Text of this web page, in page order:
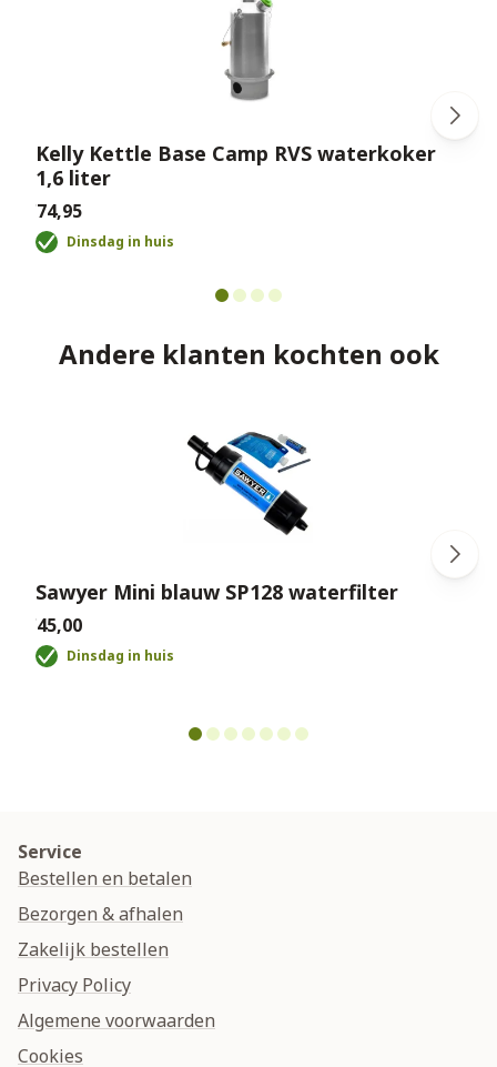
Kelly Kettle Base Camp RVS waterkoker
1,6 liter
€74,95
Dinsdag in huis
Andere klanten kochten ook
Sawyer Mini blauw SP128 waterfilter
€45,00
Dinsdag in huis
Service
Bestellen en betalen
Bezorgen & afhalen
Zakelijk bestellen
Privacy Policy
Algemene voorwaarden
Cookies